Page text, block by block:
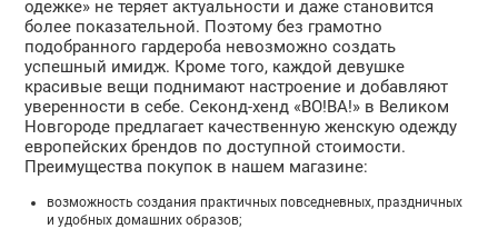
одежке» не теряет актуальности и даже становится
более показательной. Поэтому без грамотно
подобранного гардероба невозможно создать
успешный имидж. Кроме того, каждой девушке
красивые вещи поднимают настроение и добавляют
уверенности в себе. Секонд-хенд «ВО!ВА!» в Великом
Новгороде предлагает качественную женскую одежду
европейских брендов по доступной стоимости.
Преимущества покупок в нашем магазине:
возможность создания практичных повседневных, праздничных
и удобных домашних образов;